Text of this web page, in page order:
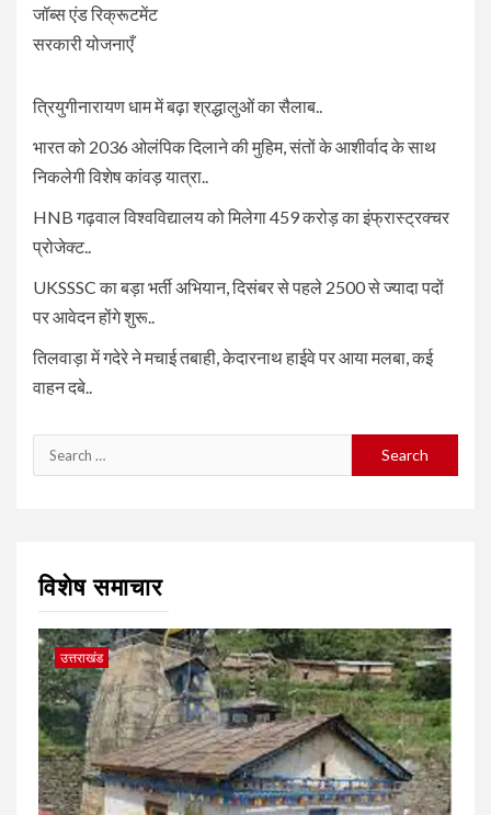
जॉब्स एंड रिक्रूटमेंट
सरकारी योजनाएँ
त्रियुगीनारायण धाम में बढ़ा श्रद्धालुओं का सैलाब..
भारत को 2036 ओलंपिक दिलाने की मुहिम, संतों के आशीर्वाद के साथ
निकलेगी विशेष कांवड़ यात्रा..
HNB गढ़वाल विश्वविद्यालय को मिलेगा 459 करोड़ का इंफ्रास्ट्रक्चर
प्रोजेक्ट..
UKSSSC का बड़ा भर्ती अभियान, दिसंबर से पहले 2500 से ज्यादा पदों
पर आवेदन होंगे शुरू..
तिलवाड़ा में गदेरे ने मचाई तबाही, केदारनाथ हाईवे पर आया मलबा, कई
वाहन दबे..
Search
for:
विशेष समाचार
उत्तराखंड